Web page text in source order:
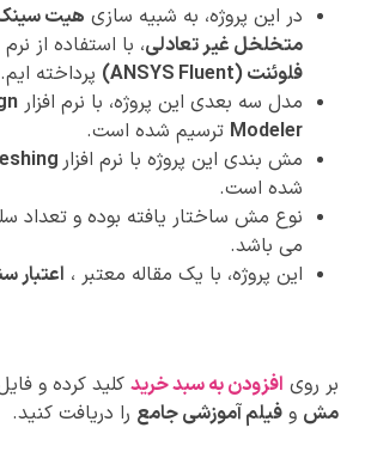
در این پروژه، به شبیه سازی هیت سینک
متخلخل غیر تعادلی، با استفاده از نرم
فلوئنت (ANSYS Fluent)
پرداخته ایم.
مدل سه بعدی این پروژه، با نرم افزار
Modeler ترسیم شده است.
مش بندی این پروژه با نرم افزار
شده است.
می باشد.
این پروژه، با یک مقاله معتبر ، اعتبار
بر روی افزودن به سبد خرید کلید کرده و
مش وفیلم آموزشی جامع را دریافت کنید.